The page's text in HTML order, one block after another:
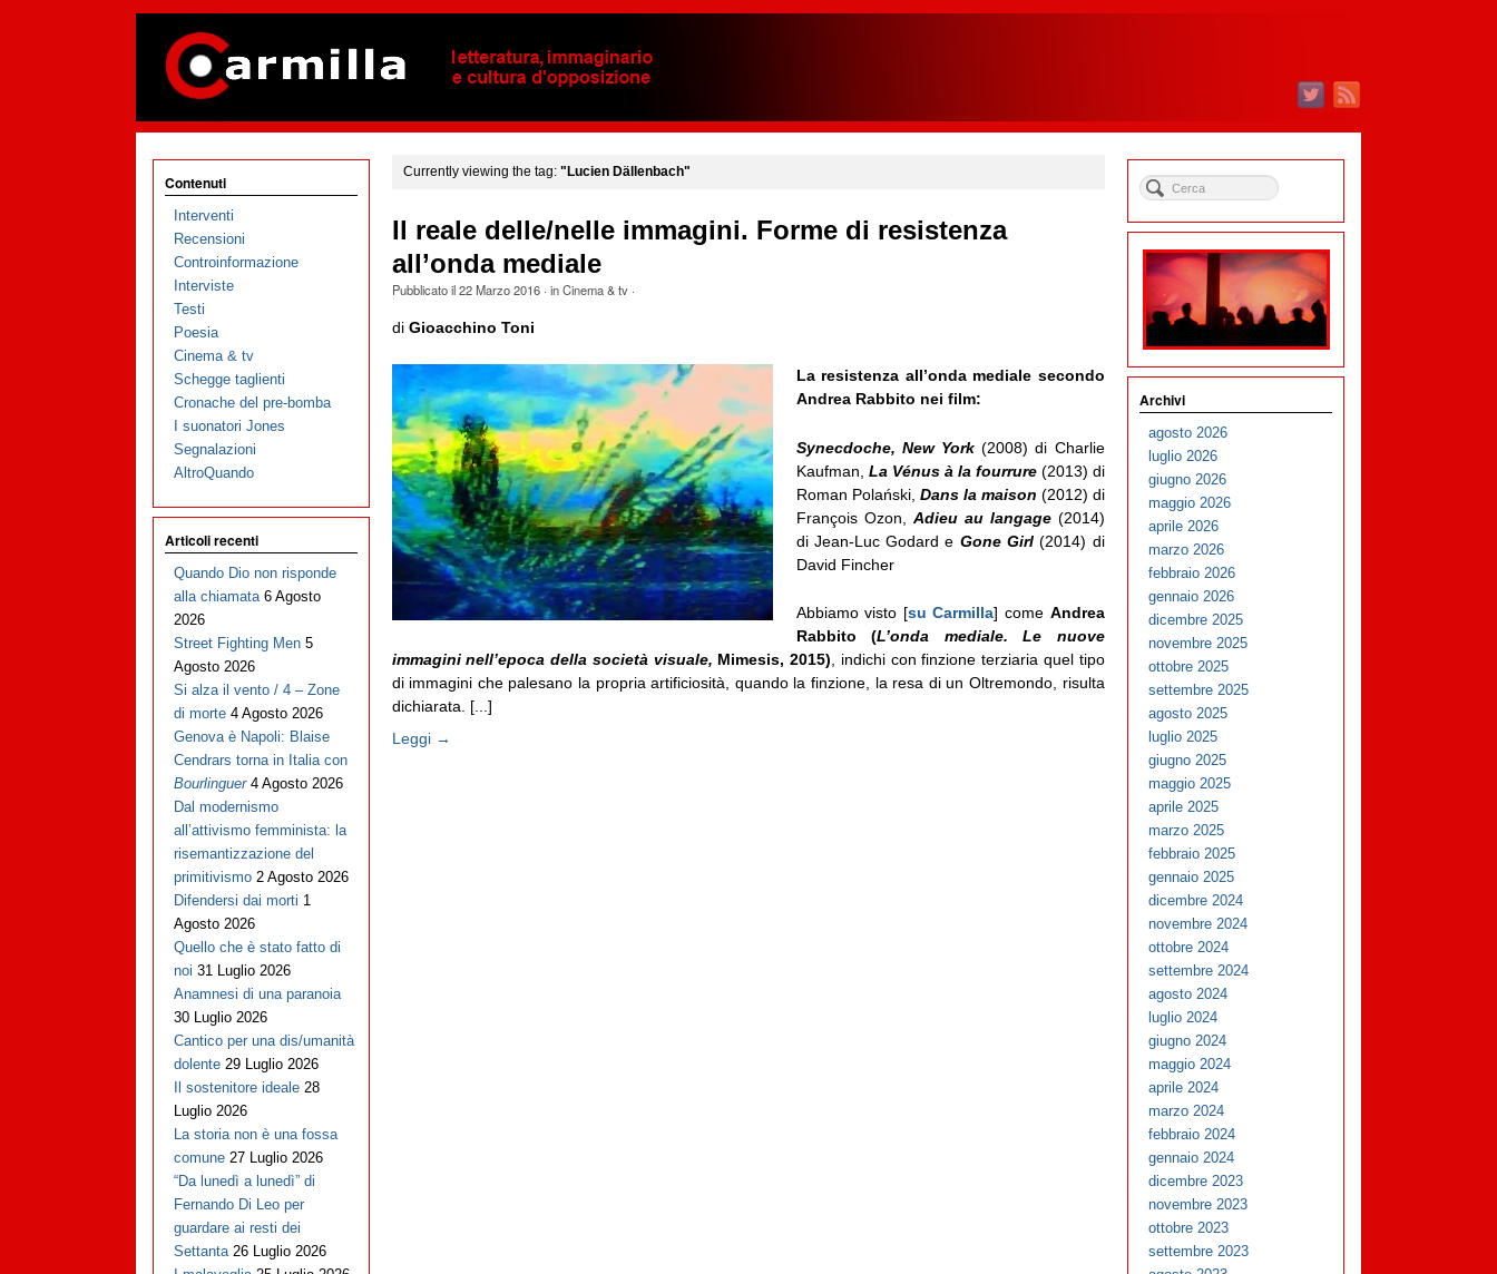
Currently viewing the tag: "Lucien Dällenbach"
Il reale delle/nelle immagini. Forme di resistenza
all’onda mediale
Pubblicato il22 Marzo 2016· inCinema & tv·
di Gioacchino Toni
La resistenza all’onda mediale secondo
Andrea Rabbito nei film:
Synecdoche, New York (2008) di Charlie
Kaufman, La Vénus à la fourrure(2013) di
Roman Polański, Dans la maison (2012) di
François Ozon,
Adieu au langage (2014)
di Jean-Luc Godard e Gone Girl (2014) di
David Fincher
Abbiamo visto [su Carmilla] come Andrea
Rabbito (L’onda mediale. Le nuove
immagini nell’epoca della società visuale, Mimesis, 2015) , indichi con finzione terziaria quel tipo
di immagini che palesano la propria artificiosità, quando la finzione, la resa di un Oltremondo, risulta
dichiarata. [...]
Leggi →
Contenuti
Interventi
Recensioni
Controinformazione
Interviste
Testi
Poesia
Cinema & tv
Schegge taglienti
Cronache del pre-bomba
I suonatori Jones
Segnalazioni
AltroQuando
Articoli recenti
Quando Dio non risponde
alla chiamata 6 Agosto
2026
Street Fighting Men 5
Agosto 2026
Si alza il vento / 4 – Zone
di morte 4 Agosto 2026
Genova è Napoli: Blaise
Cendrars torna in Italia con
Bourlinguer 4 Agosto 2026
Dal modernismo
all’attivismo femminista: la
risemantizzazione del
primitivismo 2 Agosto 2026
Difendersi dai morti 1
Agosto 2026
Quello che è stato fatto di
noi 31 Luglio 2026
Anamnesi di una paranoia
30 Luglio 2026
Cantico per una dis/umanità
dolente 29 Luglio 2026
Il sostenitore ideale 28
Luglio 2026
La storia non è una fossa
comune 27 Luglio 2026
“Da lunedì a lunedì” di
Fernando Di Leo per
guardare ai resti dei
Settanta 26 Luglio 2026
Archivi
agosto 2026
luglio 2026
giugno 2026
maggio 2026
aprile 2026
marzo 2026
febbraio 2026
gennaio 2026
dicembre 2025
novembre 2025
ottobre 2025
settembre 2025
agosto 2025
luglio 2025
giugno 2025
maggio 2025
aprile 2025
marzo 2025
febbraio 2025
gennaio 2025
dicembre 2024
novembre 2024
ottobre 2024
settembre 2024
agosto 2024
luglio 2024
giugno 2024
maggio 2024
aprile 2024
marzo 2024
febbraio 2024
gennaio 2024
dicembre 2023
novembre 2023
ottobre 2023
settembre 2023